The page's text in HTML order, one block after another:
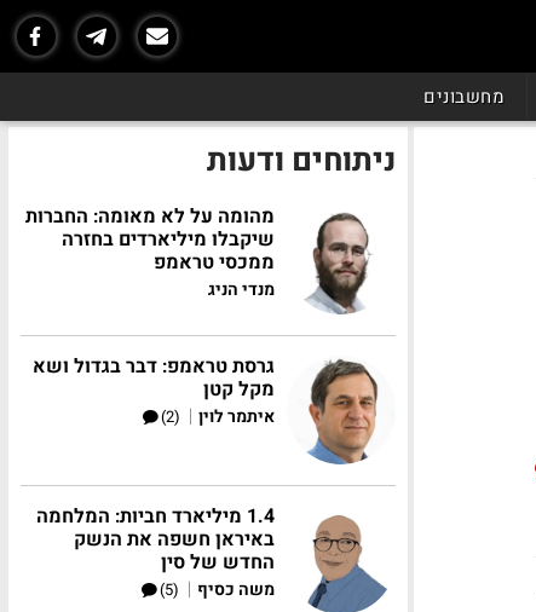
מחשבונים
ניתוחים ודעות
מהומה על לא מאומה: החברות
שיקבלו מיליארדים בחזרה
ממכסי טראמפ
מנדי הניג
גרסת טראמפ: דבר בגדול ושא
מקל קטן
איתמר לוין |
(2)
1.4 מיליארד חביות: המלחמה
באיראן חשפה את הנשק
החדש של סין
משה כסיף |
(5)